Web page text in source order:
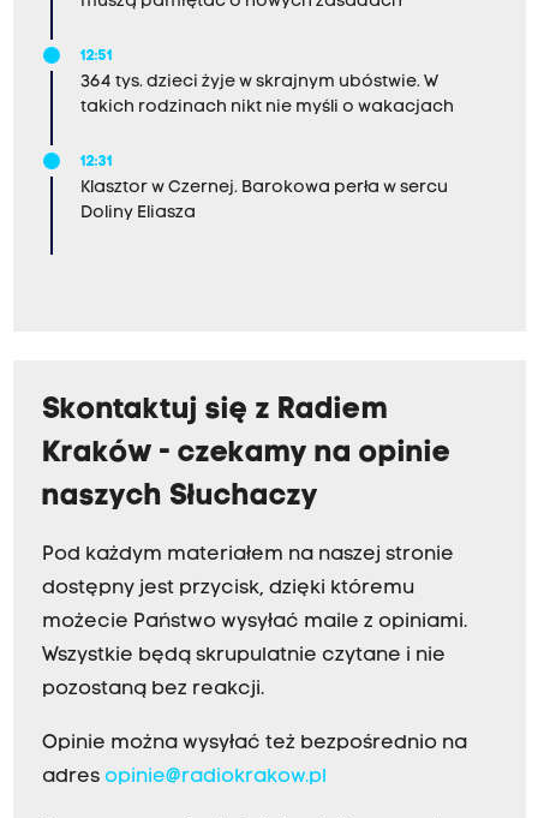
12:51
364 tys. dzieci żyje w skrajnym ubóstwie. W
takich rodzinach nikt nie myśli o wakacjach
12:31
Klasztor w Czernej. Barokowa perła w sercu
Doliny Eliasza
Skontaktuj się z Radiem
Kraków - czekamy na opinie
naszych Słuchaczy
Pod każdym materiałem na naszej stronie
dostępny jest przycisk, dzięki któremu
możecie Państwo wysyłać maile z opiniami.
Wszystkie będą skrupulatnie czytane i nie
pozostaną bez reakcji.
Opinie można wysyłać też bezpośrednio na
adres opinie@radiokrakow.pl